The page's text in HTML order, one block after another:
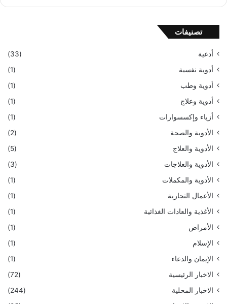
تصنيفات
أدعية
(33)
أدوية نفسية
(1)
أدوية وطب
(1)
أدوية وعلاج
(1)
أزياء وإكسسوارات
(1)
الأدوية والصحة
(2)
الأدوية والعلاج
(5)
الأدوية والعلاجات
(3)
الأدوية والمكملات
(1)
الأعمال التجارية
(1)
الأغذية والعادات الغذائية
(1)
الأمراض
(1)
الإسلام
(1)
الإيمان والدعاء
(1)
الاخبار الرئيسية
(72)
الاخبار المحلية
(244)